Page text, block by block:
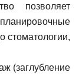
позволяет
стоматологии,
(заглубление